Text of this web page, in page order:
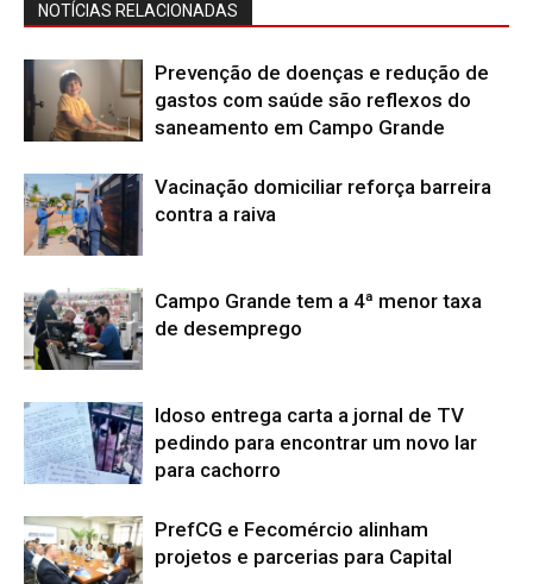
NOTÍCIAS RELACIONADAS
Prevenção de doenças e redução de
gastos com saúde são reflexos do
saneamento em Campo Grande
Vacinação domiciliar reforça barreira
contra a raiva
Campo Grande tem a 4ª menor taxa
de desemprego
Idoso entrega carta a jornal de TV
pedindo para encontrar um novo lar
para cachorro
PrefCG e Fecomércio alinham
projetos e parcerias para Capital